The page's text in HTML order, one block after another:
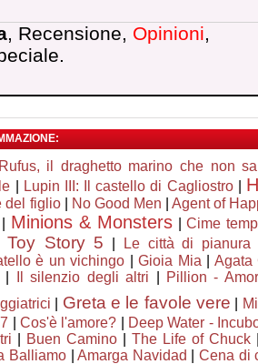
, Recensione, Opinioni,
Rufus, il draghetto marino che non
Lupin III: Il castello di Cagliostro|
del figlio| No Good Men |Agent of
Minions & Monsters |Cime
Toy Story 5 Le città di pianura
è un vichingo |Gioia Mia
Agata
Il silenzio degli altri
Pillion -
Greta e le favole vere
|Cos'è l'amore?
Deep Water -
Buen Camino The Life of Chuck
Balliamo|Amarga Navidad
Cena di